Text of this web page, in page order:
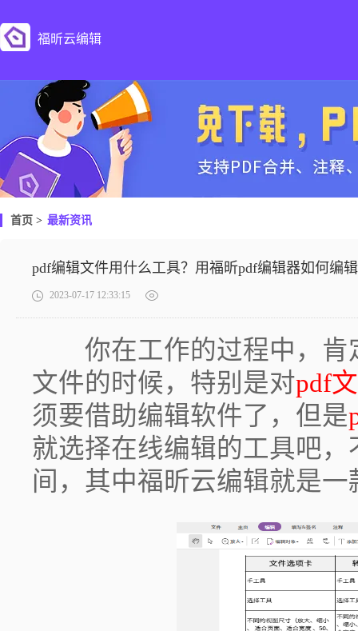
福昕云编辑
首页 > 最新资讯
pdf编辑文件用什么工具？用福昕pdf编辑器如何编
2023-07-17 12:33:15
你在工作的过程中，肯
文件的时候，特别是对pdf
须要借助编辑软件了，但是
就选择在线编辑的工具吧
间，其中福昕云编辑就是